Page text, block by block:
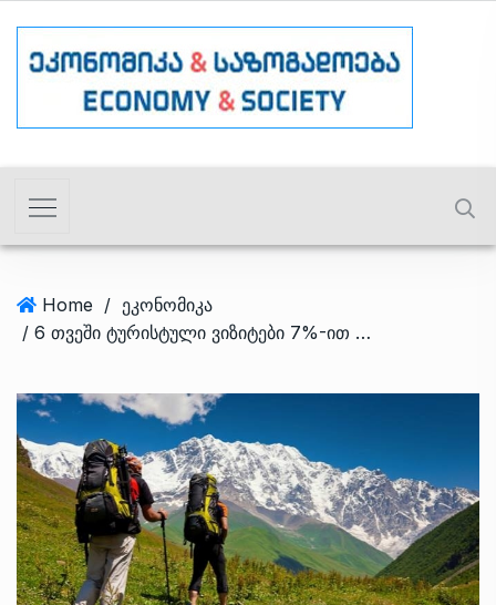
Home / ეკონომიკა
/ 6 თვეში ტურისტული ვიზიტები 7%-ით 2.3 მლნ-მდე გაიზარდა – ტურიზმის ადმინისტრაცია